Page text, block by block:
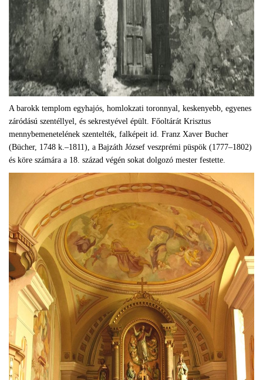
A barokk templom egyhajós, homlokzati toronnyal, keskenyebb, egyenes
záródású szentéllyel, és sekrestyével épült. Főoltárát Krisztus
mennybemenetelének szentelték, falképeit id. Franz Xaver Bucher
(Bücher, 1748 k.–1811), a Bajzáth József veszprémi püspök (1777–1802)
és köre számára a 18. század végén sokat dolgozó mester festette.